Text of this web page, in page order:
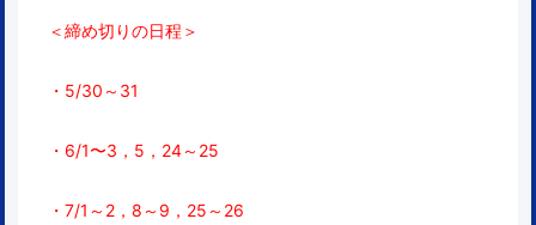
＜締め切りの日程＞
・5/30～31
・6/1〜3，5，24～25
・7/1～2，8～9 ，25～26